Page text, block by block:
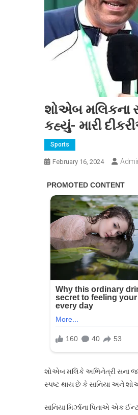
શોએબ મલિકના
કહ્યું- મારી
Sports
February 16, 2024
શોએબ મલિકે અભિનેત્રી સના
સ્પષ્ટ થાય છે કે સાનિયા અને
સાનિયા મિર્ઝાના પિતાએ એક